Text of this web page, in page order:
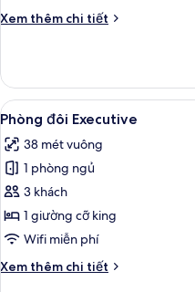
trung
phố
Xem thêm chi tiết
Chi
Phòng
giường
trung
tâm
phố
Xem
tất
cả
ảnh
Phòng
đôi
Executive
4
Phòng đôi Executive
38 mét vuông
1 phòng ngủ
3 khách
1 giường cỡ king
Wifi miễn phí
Xem thêm chi tiết
Chi